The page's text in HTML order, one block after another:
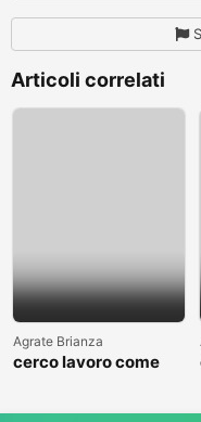
Articoli correlati
Agrate Brianza
cerco lavoro come